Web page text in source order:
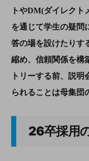
トやDM(ダイレクト
を通じて学生の疑問
答の場を設けたりす
縮め、信頼関係を構
トリーする前、説
られることは母集団
26卒採用